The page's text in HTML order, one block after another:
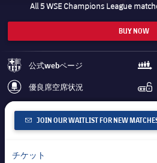
10年毎
会長
レジェンド
監督
plusicon
label.aria.plus
プレスパス
Facilities
スケジュール
結果
バルサAtlètic
label.aria.plus
スケジュール
チケット
結果
順位表
PLUSICON
LABEL.ARIA.PLUS
トップチーム
スケジュール
チケット
PLUSICON
LABEL.ARIA.PLUS
All 5 WSE Champions League
BUY NOW
barca-monochrome
公式webページ
best-seats-regular
優良席空席状況
JOIN OUR WAITLIST FOR NEW
チケット